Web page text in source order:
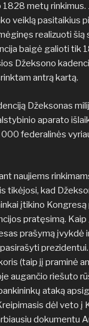
metų rinkimus.
veiklą pasitaikius
realizuoti šią
baigė galioti tik
Džeksono
antrą kartą.
Džeksonas
aparato
federalinės
naujiems
tikėjosi, kad
įtikino
pratęsimą. Kaip
prašymą įvykdė
prezidentui.
(taip jį praminė
augančio riešuto
ataką
dėl veto į
dokumentu